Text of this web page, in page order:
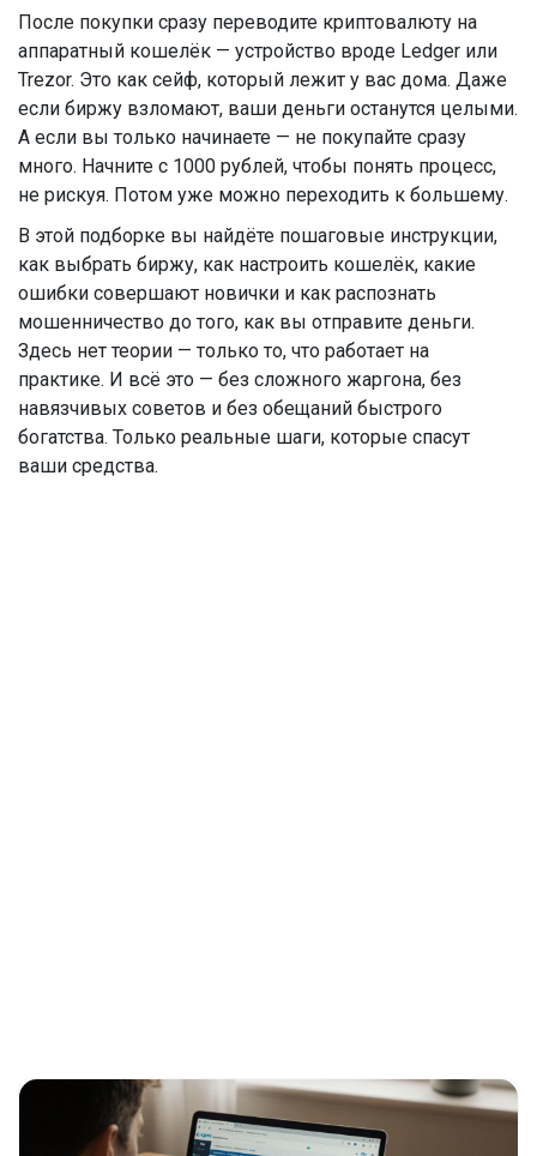
После покупки сразу переводите криптовалюту на
аппаратный кошелёк — устройство вроде Ledger или
Trezor. Это как сейф, который лежит у вас дома. Даже
если биржу взломают, ваши деньги останутся целыми.
А если вы только начинаете — не покупайте сразу
много. Начните с 1000 рублей, чтобы понять процесс,
не рискуя. Потом уже можно переходить к большему.
В этой подборке вы найдёте пошаговые инструкции,
как выбрать биржу, как настроить кошелёк, какие
ошибки совершают новички и как распознать
мошенничество до того, как вы отправите деньги.
Здесь нет теории — только то, что работает на
практике. И всё это — без сложного жаргона, без
навязчивых советов и без обещаний быстрого
богатства. Только реальные шаги, которые спасут
ваши средства.